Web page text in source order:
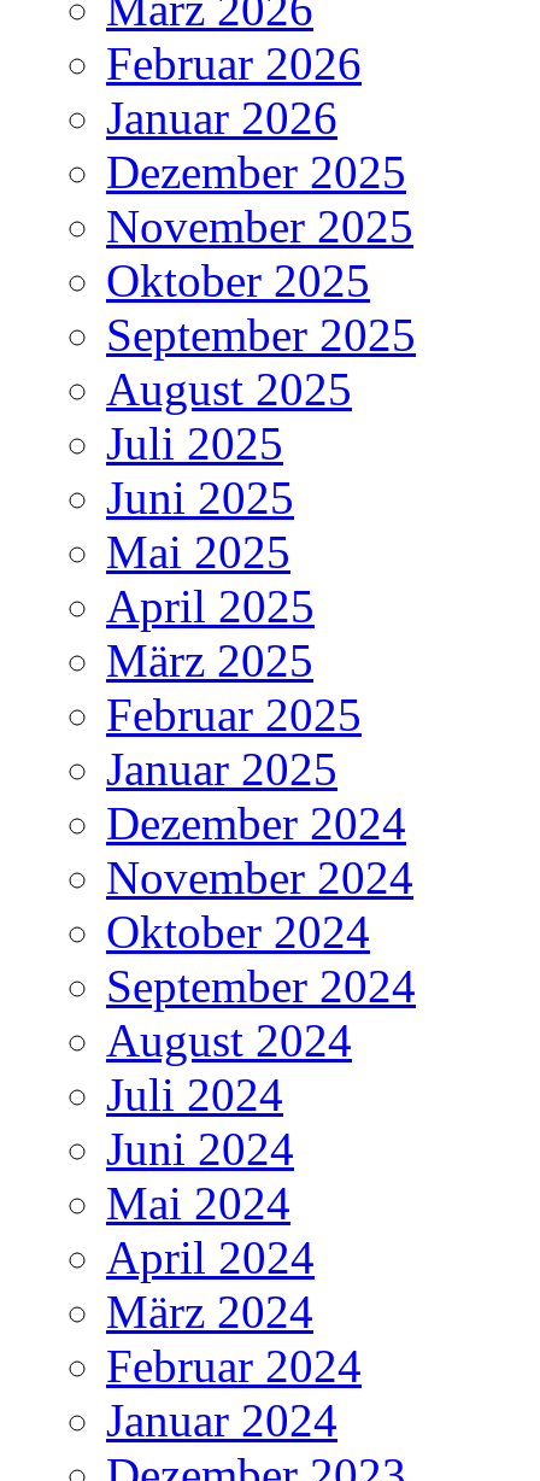
Februar 2026
Januar 2026
Dezember 2025
November 2025
Oktober 2025
September 2025
August 2025
Juli 2025
Juni 2025
Mai 2025
April 2025
März 2025
Februar 2025
Januar 2025
Dezember 2024
November 2024
Oktober 2024
September 2024
August 2024
Juli 2024
Juni 2024
Mai 2024
April 2024
März 2024
Februar 2024
Januar 2024